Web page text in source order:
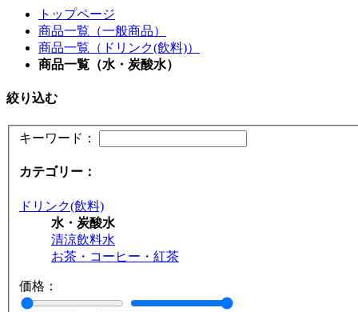
トップページ
商品一覧（一般商品）
商品一覧（ドリンク(飲料)）
商品一覧（水・炭酸水）
絞り込む
キーワード：
カテゴリー：
ドリンク(飲料)
水・炭酸水
清涼飲料水
お茶・コーヒー・紅茶
価格：